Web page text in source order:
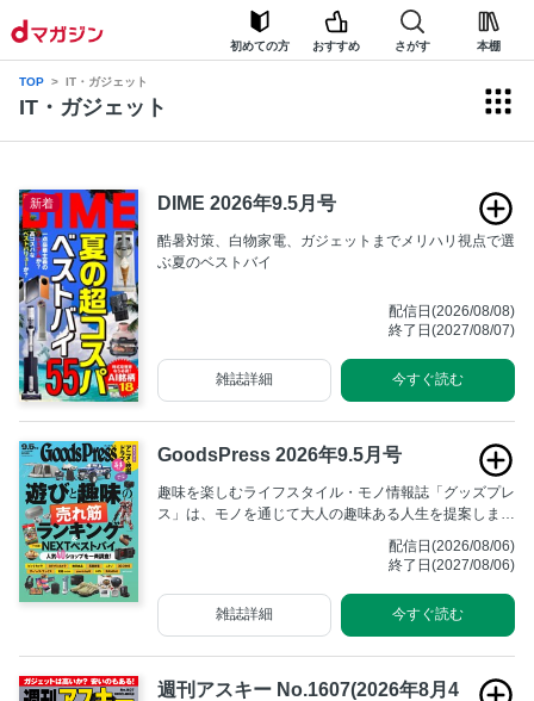
初めての方 おすすめ さがす 本棚
TOP IT・ガジェット
IT・ガジェット
新着 DIME 2026年9.5月号
酷暑対策、白物家電、ガジェットまでメリハリ視点で選
ぶ夏のベストバイ
配信日(2026/08/08)
終了日(2027/08/07)
今すぐ読む
雑誌詳細
GoodsPress 2026年9.5月号
趣味を楽しむライフスタイル・モノ情報誌「グッズプレ
ス」は、モノを通じて大人の趣味ある人生を提案しま
配信日(2026/08/06)
終了日(2027/08/06)
今すぐ読む
雑誌詳細
週刊アスキー No.1607(2026年8月4